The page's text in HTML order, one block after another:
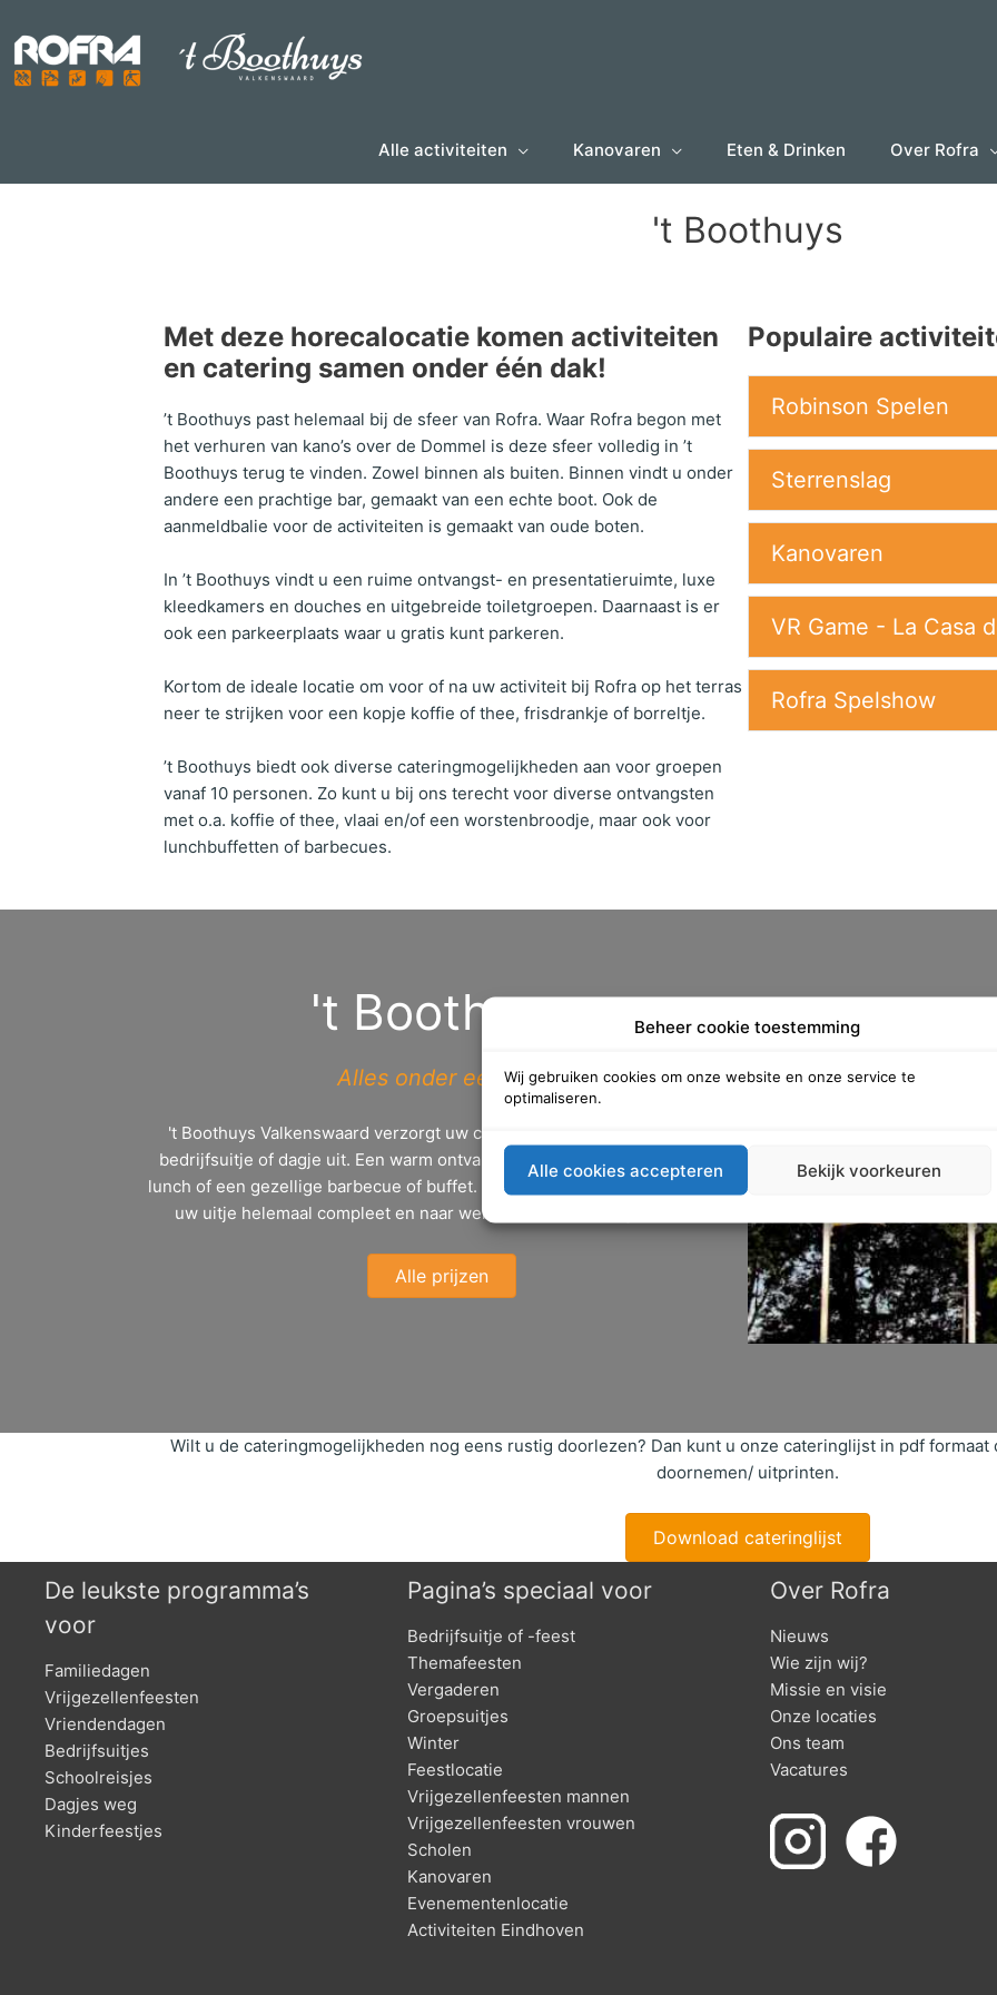
Beheer cookie toestemming
Wij gebruiken cookies om onze website en onze service te
optimaliseren.
Alle cookies accepteren Bekijk voorkeuren
content
Alle activiteiten Kanovaren Eten & Drinken Over Rofra
't Boothuys
Met deze horecalocatie komen activiteiten
en catering samen onder één dak!
’t Boothuys past helemaal bij de sfeer van Rofra. Waar Rofra begon met
het verhuren van kano’s over de Dommel is deze sfeer volledig in ’t
Boothuys terug te vinden. Zowel binnen als buiten. Binnen vindt u onder
andere een prachtige bar, gemaakt van een echte boot. Ook de
aanmeldbalie voor de activiteiten is gemaakt van oude boten.
In ’t Boothuys vindt u een ruime ontvangst- en presentatieruimte, luxe
kleedkamers en douches en uitgebreide toiletgroepen. Daarnaast is er
ook een parkeerplaats waar u gratis kunt parkeren.
Kortom de ideale locatie om voor of na uw activiteit bij Rofra op het terras
neer te strijken voor een kopje koffie of thee, frisdrankje of borreltje.
’t Boothuys biedt ook diverse cateringmogelijkheden aan voor groepen
vanaf 10 personen. Zo kunt u bij ons terecht voor diverse ontvangsten
met o.a. koffie of thee, vlaai en/of een worstenbroodje, maar ook voor
lunchbuffetten of barbecues.
Populaire
Robinson Spelen
Sterrenslag
Kanovaren
VR Game - La Casa
Rofra Spelshow
't Boothuys
Alles onder een dak
't Boothuys Valkenswaard verzorgt uw catering voor; tijdens en na uw
bedrijfsuitje of dagje uit. Een warm ontvangst met vlaai, een uitgebreide
lunch of een gezellige barbecue of buffet. Wij denken graag met u mee om
uw uitje helemaal compleet en naar wens te maken! Graag tot ziens!
Alle prijzen
Wilt u de cateringmogelijkheden nog eens rustig doorlezen? Dan kunt u onze cateringlijst in pdf
doornemen/ uitprinten.
Download cateringlijst
De leukste programma’s
voor
Familiedagen
Vrijgezellenfeesten
Vriendendagen
Bedrijfsuitjes
Schoolreisjes
Dagjes weg
Kinderfeestjes
Pagina’s speciaal voor
Bedrijfsuitje of -feest
Themafeesten
Vergaderen
Groepsuitjes
Winter
Feestlocatie
Vrijgezellenfeesten mannen
Vrijgezellenfeesten vrouwen
Scholen
Kanovaren
Evenementenlocatie
Activiteiten Eindhoven
Over Rofra
Nieuws
Wie zijn wij?
Missie en visie
Onze locaties
Ons team
Vacatures